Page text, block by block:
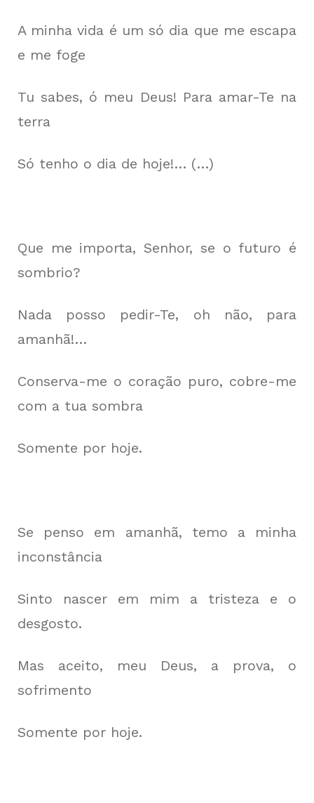
A minha vida é um só dia que me escapa
e me foge
Tu sabes, ó meu Deus! Para amar-Te na
terra
Só tenho o dia de hoje!… (…)
Que me importa, Senhor, se o futuro é
sombrio?
Nada posso pedir-Te, oh não, para
amanhã!…
Conserva-me o coração puro, cobre-me
com a tua sombra
Somente por hoje.
Se penso em amanhã, temo a minha
inconstância
Sinto nascer em mim a tristeza e o
desgosto.
Mas aceito, meu Deus, a prova, o
sofrimento
Somente por hoje.